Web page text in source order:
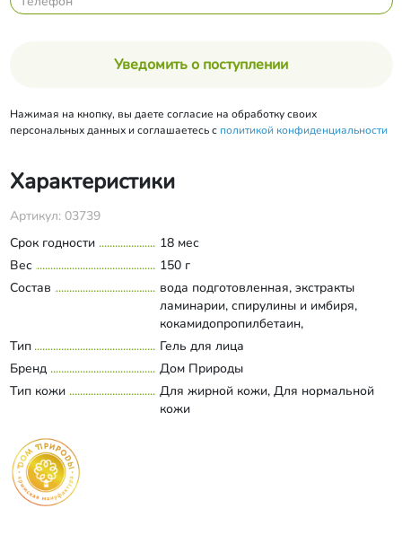
Уведомить о поступлении
Нажимая на кнопку, вы даете согласие на обработку своих
персональных данных и соглашаетесь с политикой конфиденциальности
Характеристики
Артикул: 03739
Срок годности
18 мес
Вес
150 г
Состав
вода подготовленная, экстракты
ламинарии, спирулины и имбиря,
кокамидопропилбетаин,
кокоглюкозид, кокоамфодиацетат
динатрия, кокоилизетионат натрия,
экстракт фукуса,
лаурилметилглюкамид,
сорбитансесквикаприлат, лимонная
Развернуть состав
Тип
Гель для лица
Бренд
Дом Природы
Тип кожи
Для жирной кожи, Для нормальной
кожи